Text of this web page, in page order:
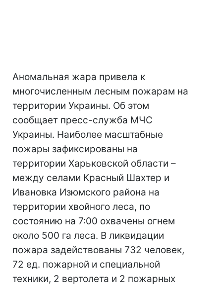
Аномальная жара привела к
многочисленным лесным пожарам на
территории Украины. Об этом
сообщает пресс-служба МЧС
Украины. Наиболее масштабные
пожары зафиксированы на
территории Харьковской области –
между селами Красный Шахтер и
Ивановка Изюмского района на
территории хвойного леса, по
состоянию на 7:00 охвачены огнем
около 500 га леса. В ликвидации
пожара задействованы 732 человек,
72 ед. пожарной и специальной
техники, 2 вертолета и 2 пожарных